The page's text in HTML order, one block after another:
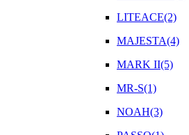
LITEACE(2)
MAJESTA(4)
MARK II(5)
MR-S(1)
NOAH(3)